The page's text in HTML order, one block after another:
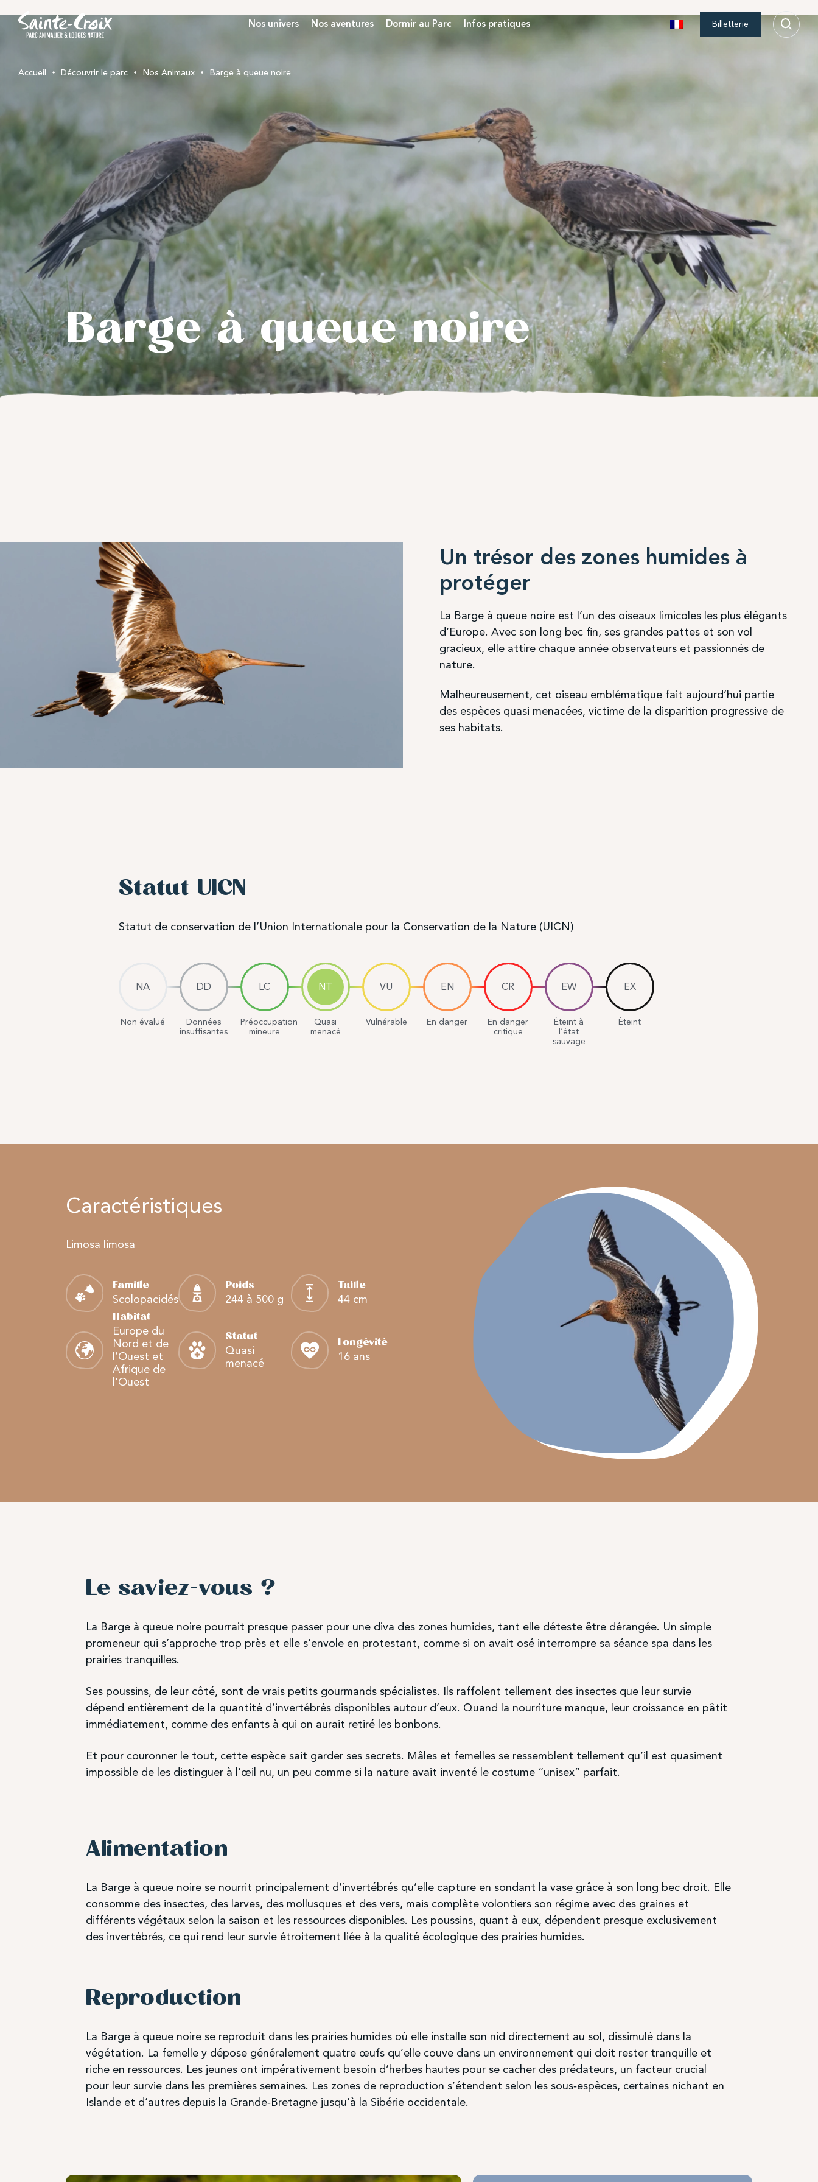
Nos univers Nos aventures Dormir au Parc Infos pratiques Billetterie
Accueil Découvrir le parc Nos Animaux Barge à queue noire
Barge à queue noire
Un trésor des zones humides à
protéger
La Barge à queue noire est l’un des oiseaux limicoles les plus élégants
d’Europe. Avec son long bec fin, ses grandes pattes et son vol
gracieux, elle attire chaque année observateurs et passionnés de
nature.
Malheureusement, cet oiseau emblématique fait aujourd’hui partie
des espèces quasi menacées, victime de la disparition progressive de
ses habitats.
Statut UICN
Statut de conservation de l’Union Internationale pour la Conservation de la Nature (UICN)
NA
Non évalué
DD
Données
insuffisantes
LC
Préoccupation
mineure
NT
Quasi
menacé
VU
Vulnérable
EN
En danger
CR
En danger
critique
EW
Éteint à
l’état
sauvage
EX
Éteint
Caractéristiques
Limosa limosa
Famille
Scolopacidés
Poids
244 à 500 g
Taille
44 cm
Habitat
Europe du
Nord et de
l’Ouest et
Afrique de
l’Ouest
Statut
Quasi
menacé
Longévité
16 ans
Le saviez-vous ?
La Barge à queue noire pourrait presque passer pour une diva des zones humides, tant elle déteste être dérangée. Un simple
promeneur qui s’approche trop près et elle s’envole en protestant, comme si on avait osé interrompre sa séance spa dans les
prairies tranquilles.
Ses poussins, de leur côté, sont de vrais petits gourmands spécialistes. Ils raffolent tellement des insectes que leur survie
dépend entièrement de la quantité d’invertébrés disponibles autour d’eux. Quand la nourriture manque, leur croissance en pâtit
immédiatement, comme des enfants à qui on aurait retiré les bonbons.
Et pour couronner le tout, cette espèce sait garder ses secrets. Mâles et femelles se ressemblent tellement qu’il est quasiment
impossible de les distinguer à l’œil nu, un peu comme si la nature avait inventé le costume “unisex” parfait.
Alimentation
La Barge à queue noire se nourrit principalement d’invertébrés qu’elle capture en sondant la vase grâce à son long bec droit. Elle
consomme des insectes, des larves, des mollusques et des vers, mais complète volontiers son régime avec des graines et
différents végétaux selon la saison et les ressources disponibles. Les poussins, quant à eux, dépendent presque exclusivement
des invertébrés, ce qui rend leur survie étroitement liée à la qualité écologique des prairies humides.
Reproduction
La Barge à queue noire se reproduit dans les prairies humides où elle installe son nid directement au sol, dissimulé dans la
végétation. La femelle y dépose généralement quatre œufs qu’elle couve dans un environnement qui doit rester tranquille et
riche en ressources. Les jeunes ont impérativement besoin d’herbes hautes pour se cacher des prédateurs, un facteur crucial
pour leur survie dans les premières semaines. Les zones de reproduction s’étendent selon les sous‑espèces, certaines nichant en
Islande et d’autres depuis la Grande‑Bretagne jusqu’à la Sibérie occidentale.